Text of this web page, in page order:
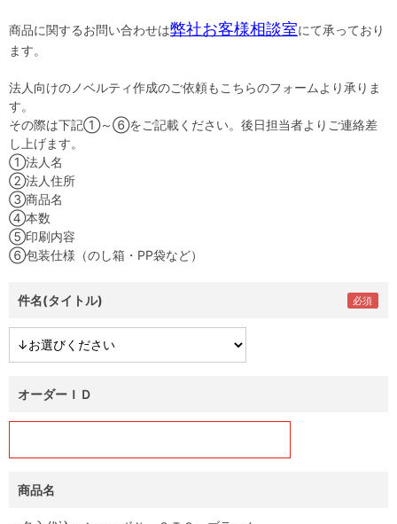
商品に関するお問い合わせは弊社お客様相談室にて承っており
ます。
法人向けのノベルティ作成のご依頼もこちらのフォームより承りま
す。
その際は下記①～⑥をご記載ください。後日担当者よりご連絡差
し上げます。
①法人名
②法人住所
③商品名
④本数
⑤印刷内容
⑥包装仕様（のし箱・PP袋など）
件名(タイトル)
オーダーＩＤ
商品名